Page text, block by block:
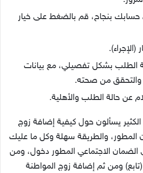
حسابك بنجاح، قم بالضغط على خيار
الطلب بشكل تفصيلي، مع بيانات
والتحقق من صحته.
عن حالة الطلب والأهلية.
الكثير يسألون حول كيفية إضافة زوج
المطور، والطريقة سهلة وكل ما عليك
الضمان الاجتماعي المطور دخول، ومن
ومن ثم إضافة زوج المواطنة